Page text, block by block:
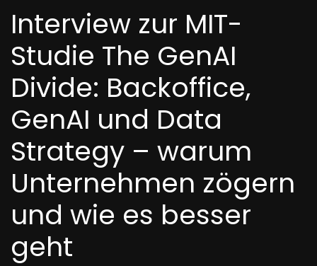
Interview zur MIT-
Studie The GenAI
Divide: Backoffice,
GenAI und Data
Strategy – warum
Unternehmen zögern
und wie es besser
geht